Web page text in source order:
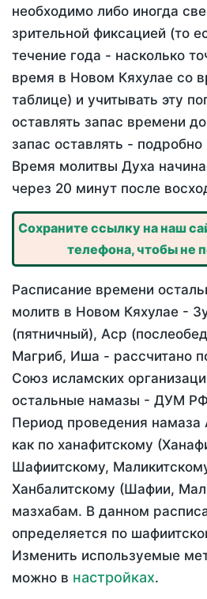
необходимо либо иногда
зрительной фиксацией (то
течение года - насколько
время в Новом Кяхулае со
таблице) и учитывать эту
оставлять запас времени
запас оставлять - подробно
Время молитвы Духа
через 20 минут после
Сохраните ссылку на наш
телефона, чтобы не
Расписание времени
молитв в Новом Кяхулае -
(пятничный), Аср
Магриб, Иша - рассчитано
Союз исламских
остальные намазы - ДУМ
Период проведения
как по ханафитскому
Шафиитскому,
Ханбалитскому (Шафии,
мазхабам. В данном
определяется по
Изменить используемые
можно в настройках.